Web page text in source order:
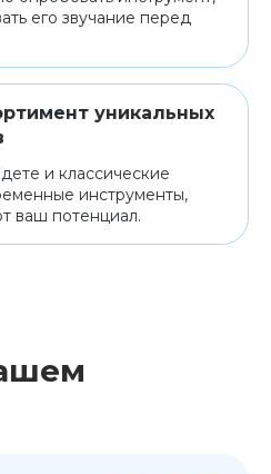
его звучание перед
уникальных
и классические
инструменты,
ваш потенциал.